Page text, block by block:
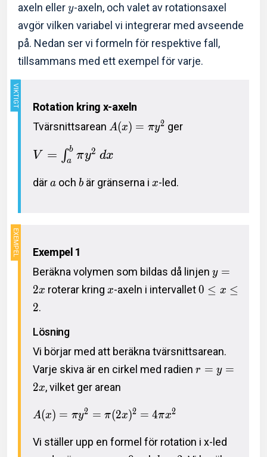
axeln eller y-axeln, och valet av rotationsaxel
avgör vilken variabel vi integrerar med avseende
på. Nedan ser vi formeln för respektive fall,
tillsammans med ett exempel för varje.
Rotation kring x-axeln
Tvärsnittsarean A(x) = πy2 ger
V = ∫a
b
πy2 dx
där a och b är gränserna i x-led.
Exempel 1
Beräkna volymen som bildas då linjen y =
2x roterar kring x-axeln i intervallet0 ≤ x ≤
2.
Lösning
Vi börjar med att beräkna tvärsnittsarean.
Varje skiva är en cirkel med radien r = y =
2x, vilket ger arean
A(x) = πy2 = π(2x)2 = 4πx2
Vi ställer upp en formel för rotation i x-led